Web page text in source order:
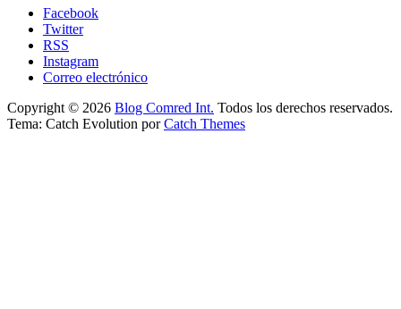
Facebook
Twitter
RSS
Instagram
Correo electrónico
Copyright © 2026 Blog Comred Int. Todos los derechos reservados.
Tema: Catch Evolution porCatch Themes